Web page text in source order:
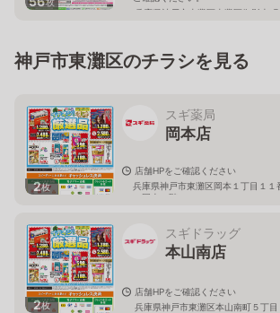
兵庫県神戸市東灘区東灘区御影本
神戸市東灘区のチラシを見る
2枚
スギ薬局
岡本店
店舗HPをご確認ください
兵庫県神戸市東灘区岡本１丁目１
ム岡本１階
2枚
スギドラッグ
本山南店
店舗HPをご確認ください
兵庫県神戸市東灘区本山南町５丁